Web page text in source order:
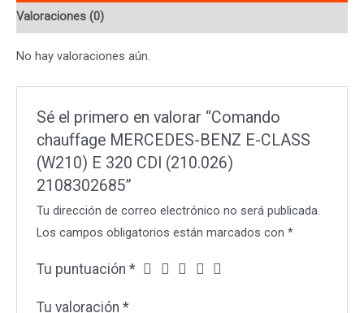
(W210)
320
CDI
2108302685
cantidad
Valoraciones (0)
No hay valoraciones aún.
Sé el primero en valorar “Comando
chauffage MERCEDES-BENZ E-CLASS
(W210) E 320 CDI (210.026)
2108302685”
Tu dirección de correo electrónico no será publicada.
Los campos obligatorios están marcados con*
Tu puntuación*
Tu valoración*